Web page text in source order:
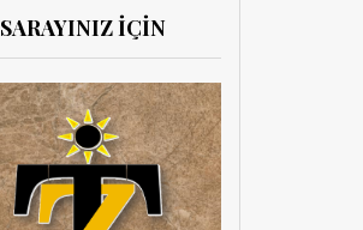
SARAYINIZ İÇİN